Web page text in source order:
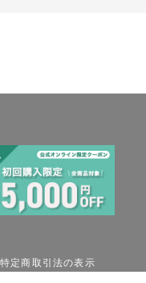
特定商取引法の表示